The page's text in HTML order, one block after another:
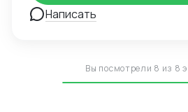
Написать
Вы посмотрели 8 из 8